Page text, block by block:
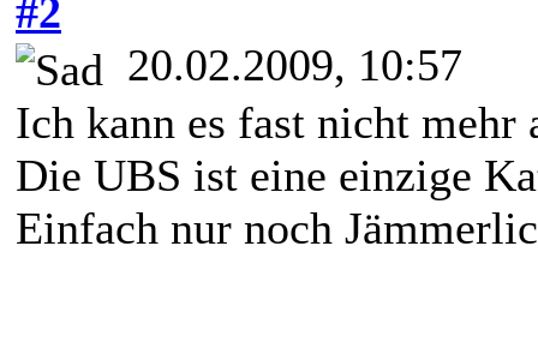
#2
20.02.2009, 10:57
Ich kann es fast nicht mehr
Die UBS ist eine einzige
Einfach nur noch